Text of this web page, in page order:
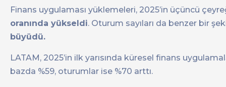
Finans uygulaması yüklemeleri, 2025’in üçüncü
oranında yükseldi. Oturum sayıları da benzer bir
büyüdü.
LATAM, 2025’in ilk yarısında küresel finans
bazda %59, oturumlar ise %70 arttı.